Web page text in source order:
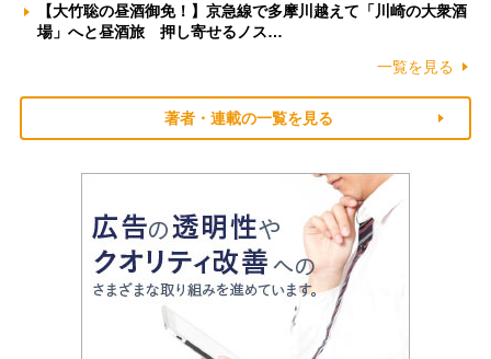
【大竹聡の昼酒御免！】京急線で多摩川越えて「川崎の大衆酒
場」へと昼酒旅 押し寄せるノス…
一覧を見る
著者・連載の一覧を見る